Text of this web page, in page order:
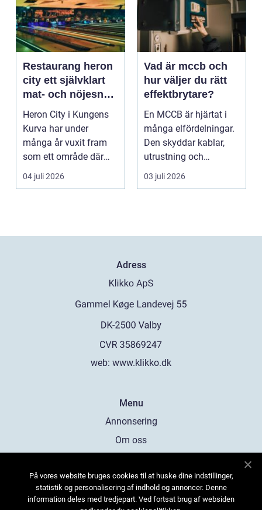
Restaurang heron
city ett självklart
mat- och nöjesnav
i kungens kurva
Heron City i Kungens
Kurva har under
många år vuxit fram
som ett område där
mat, bio, shopping och
a...
04 juli 2026
Vad är mccb och
hur väljer du rätt
effektbrytare?
En MCCB är hjärtat i
många elfördelningar.
Den skyddar kablar,
utrustning och
människor mot
överlast...
03 juli 2026
Adress
web: www.klikko.dk
Menu
Annonsering
Om oss
Kontakta oss
Sitemap
På vores website bruges cookies til at huske dine indstillinger,
statistik og personalisering af indhold og annoncer. Denne
information deles med tredjepart. Ved fortsat brug af websiden